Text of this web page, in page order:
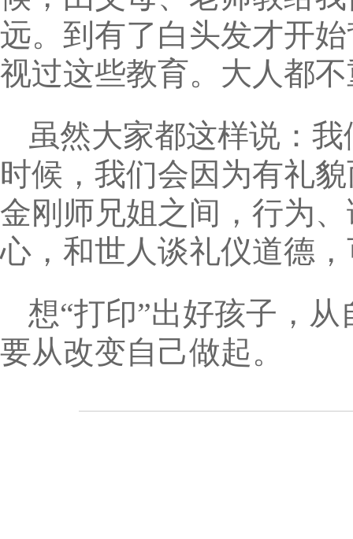
远。到有了白头发才开
视过这些教育。大人都
虽然大家都这样说：
时候，我们会因为有礼
金刚师兄姐之间，行为
心，和世人谈礼仪道德
想“打印”出好孩子，
要从改变自己做起。